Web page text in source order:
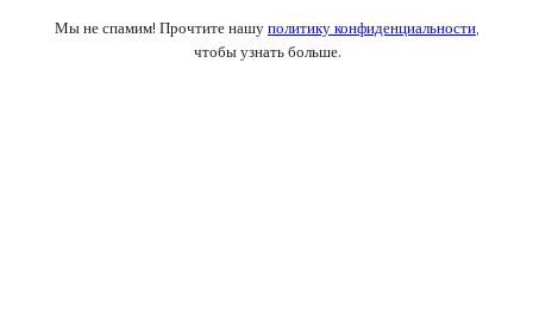
Мы не спамим! Прочтите нашу политику конфиденциальности
чтобы узнать больше.